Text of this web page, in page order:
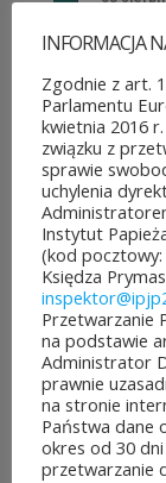
na
To
które
jest
INFORMACJA
Zgodnie z art.
Parlamentu
kwietnia 2016
związku z
sprawie
uchylenia
Instytut
(kod pocztowy:
Księdza
Przetwarzanie
na podstawie
Administrator
prawnie
na stronie
Państwa dane
okres od 30
przetwarzanie